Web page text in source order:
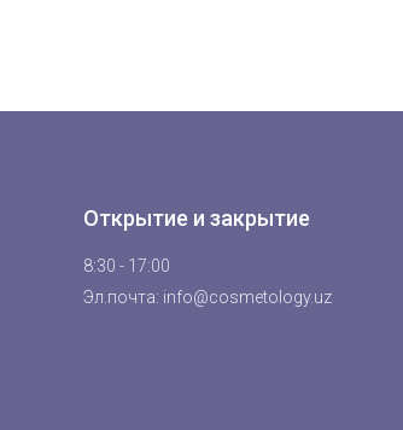
Открытие и закрытие
8:30 - 17:00
Эл.почта: info@cosmetology.uz